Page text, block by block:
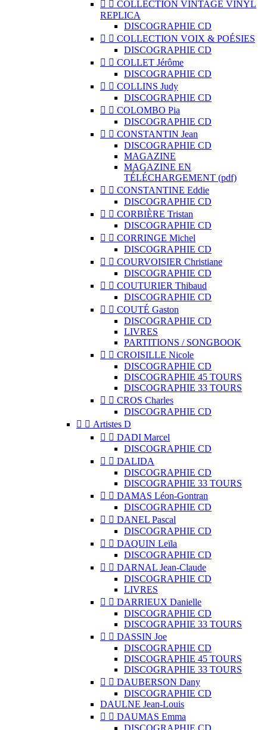
  COLLECTION VINTAGE VINYL
REPLICA
DISCOGRAPHIE CD
  COLLECTION VOIX & POÉSIES
DISCOGRAPHIE CD
  COLLET Jérôme
DISCOGRAPHIE CD
  COLLINS Judy
DISCOGRAPHIE CD
  COLOMBO Pia
DISCOGRAPHIE CD
  CONSTANTIN Jean
DISCOGRAPHIE CD
MAGAZINE
MAGAZINE EN
TÉLÉCHARGEMENT (pdf)
  CONSTANTINE Eddie
DISCOGRAPHIE CD
  CORBIÈRE Tristan
DISCOGRAPHIE CD
  CORRINGE Michel
DISCOGRAPHIE CD
  COURVOISIER Christiane
DISCOGRAPHIE CD
  COUTURIER Thibaud
DISCOGRAPHIE CD
  COUTÉ Gaston
DISCOGRAPHIE CD
LIVRES
PARTITIONS / SONGBOOK
  CROISILLE Nicole
DISCOGRAPHIE CD
DISCOGRAPHIE 45 TOURS
DISCOGRAPHIE 33 TOURS
  CROS Charles
DISCOGRAPHIE CD
  Artistes D
  DADI Marcel
DISCOGRAPHIE CD
  DALIDA
DISCOGRAPHIE CD
DISCOGRAPHIE 33 TOURS
  DAMAS Léon-Gontran
DISCOGRAPHIE CD
  DANEL Pascal
DISCOGRAPHIE CD
  DAQUIN Leïla
DISCOGRAPHIE CD
  DARNAL Jean-Claude
DISCOGRAPHIE CD
LIVRES
  DARRIEUX Danielle
DISCOGRAPHIE CD
DISCOGRAPHIE 33 TOURS
  DASSIN Joe
DISCOGRAPHIE CD
DISCOGRAPHIE 45 TOURS
DISCOGRAPHIE 33 TOURS
  DAUBERSON Dany
DISCOGRAPHIE CD
DAULNE Jean-Louis
  DAUMAS Emma
DISCOGRAPHIE CD